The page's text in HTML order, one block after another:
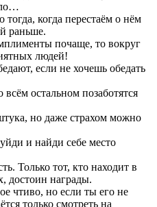
когда перестаём о нём
раньше.
почаще, то вокруг
людей!
если не хочешь обедать
остальном позаботятся
но даже страхом можно
и найди себе место
Только тот, кто находит в
достоин награды.
чтиво, но если ты его не
только смотреть на